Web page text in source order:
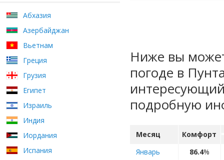
Абхазия
Азербайджан
Вьетнам
Греция
Грузия
Египет
Израиль
Индия
Иордания
Испания
Ниже вы
погоде в
подробную
Месяц
Комфорт
Январь
86.4%